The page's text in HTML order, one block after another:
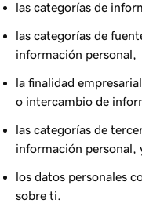
las categorías de
las categorías de
información personal,
la finalidad
o intercambio de
las categorías de
información personal,
los datos personales
sobre ti.